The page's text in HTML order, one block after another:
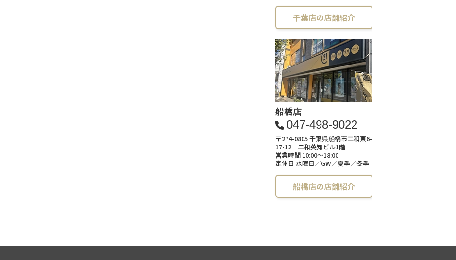
千葉店の店舗紹介
船橋店
047-498-9022
〒274-0805 千葉県船橋市二和東6-
17-12 二和英知ビル1階
営業時間 10:00～18:00
定休日 水曜日／GW／夏季／冬季
船橋店の店舗紹介